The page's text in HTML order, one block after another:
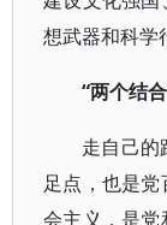
想武器和科学
“两个结
走自己的
足点，也是
会主义，是党